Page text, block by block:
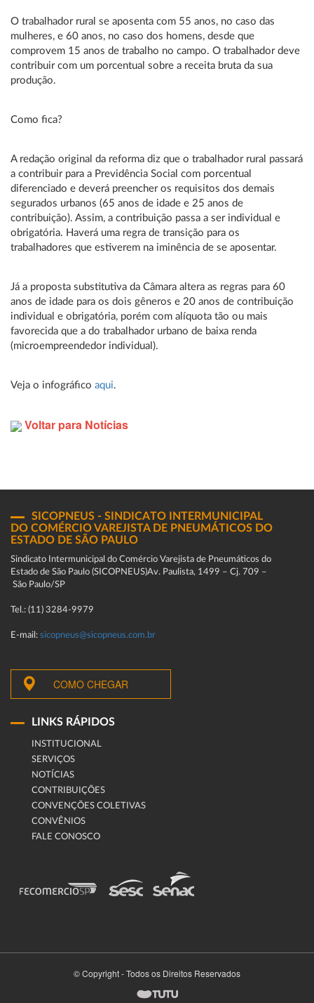
O trabalhador rural se aposenta com 55 anos, no caso das
mulheres, e 60 anos, no caso dos homens, desde que
comprovem 15 anos de trabalho no campo. O trabalhador deve
contribuir com um porcentual sobre a receita bruta da sua
produção.
Como fica?
A redação original da reforma diz que o trabalhador rural passará
a contribuir para a Previdência Social com porcentual
diferenciado e deverá preencher os requisitos dos demais
segurados urbanos (65 anos de idade e 25 anos de
contribuição). Assim, a contribuição passa a ser individual e
obrigatória. Haverá uma regra de transição para os
trabalhadores que estiverem na iminência de se aposentar.
Já a proposta substitutiva da Câmara altera as regras para 60
anos de idade para os dois gêneros e 20 anos de contribuição
individual e obrigatória, porém com alíquota tão ou mais
favorecida que a do trabalhador urbano de baixa renda
(microempreendedor individual).
Veja o infográfico aqui.
Voltar para Notícias
SICOPNEUS - SINDICATO INTERMUNICIPAL
DO COMÉRCIO VAREJISTA DE PNEUMÁTICOS DO
ESTADO DE SÃO PAULO
Sindicato Intermunicipal do Comércio Varejista de Pneumáticos do
Estado de São Paulo (SICOPNEUS)Av. Paulista, 1499 – Cj. 709 –
São Paulo/SP
Tel.: (11) 3284-9979
E-mail: sicopneus@sicopneus.com.br
COMO CHEGAR
LINKS RÁPIDOS
INSTITUCIONAL
SERVIÇOS
NOTÍCIAS
CONTRIBUIÇÕES
CONVENÇÕES COLETIVAS
CONVÊNIOS
FALE CONOSCO
© Copyright - Todos os Direitos Reservados